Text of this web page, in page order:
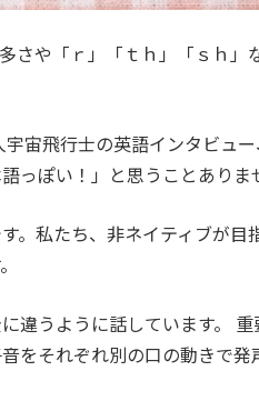
さや「ｒ」「ｔｈ」「ｓｈ」
宙飛行士の英語インタビュ
っぽい！」と思うことありま
。私たち、非ネイティブが目
違うように話しています。
をそれぞれ別の口の動きで